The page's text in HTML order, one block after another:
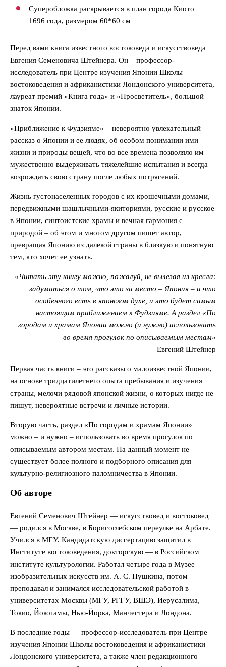
Суперобложка раскрывается в план города Киото
1696 года, размером 60*60 см
Перед вами книга известного востоковеда и искусствоведа
Евгения Семеновича Штейнера. Он – профессор-
исследователь при Центре изучения Японии Школы
востоковедения и африканистики Лондонского университета,
лауреат премий «Книга года» и «Просветитель», большой
знаток Японии.
«Приближение к Фудзияме» – невероятно увлекательный
рассказ о Японии и ее людях, об особом понимании ими
жизни и природы вещей, что во все времена позволяло им
мужественно выдерживать тяжелейшие испытания и всегда
возрождать свою страну после любых потрясений.
Жизнь густонаселенных городов с их крошечными домами,
передвижными шашлычными-якиториями, русские и русское
в Японии, синтоистские храмы и вечная гармония с
природой – об этом и многом другом пишет автор,
превращая Японию из далекой страны в близкую и понятную
тем, кто хочет ее узнать.
«Читать эту книгу можно, пожалуй, не вылезая из кресла:
задуматься о том, что это за место – Япония – и что
особенного есть в японском духе, и это будет самым
настоящим приближением к Фудзияме. А раздел «По
городам и храмам Японии можно (и нужно) использовать
во время прогулок по описываемым местам»
Евгений Штейнер
Первая часть книги – это рассказы о малоизвестной Японии,
на основе тридцатилетнего опыта пребывания и изучения
страны, мелочи рядовой японской жизни, о которых нигде не
пишут, невероятные встречи и личные истории.
Вторую часть, раздел «По городам и храмам Японии»
можно – и нужно – использовать во время прогулок по
описываемым автором местам. На данный момент не
существует более полного и подборного описания для
культурно-религиозного паломничества в Японии.
Об авторе
Евгений Семенович Штейнер — искусствовед и востоковед
— родился в Москве, в Борисоглебском переулке на Арбате.
Учился в МГУ. Кандидатскую диссертацию защитил в
Институте востоковедения, докторскую — в Российском
институте культурологии. Работал четыре года в Музее
изобразительных искусств им. А. С. Пушкина, потом
преподавал и занимался исследовательской работой в
университетах Москвы (МГУ, РГГУ, ВШЭ), Иерусалима,
Токио, Йокогамы, Нью-Йорка, Манчестера и Лондона.
В последние годы — профессор-исследователь при Центре
изучения Японии Школы востоковедения и африканистики
Лондонского университета, а также член редакционного